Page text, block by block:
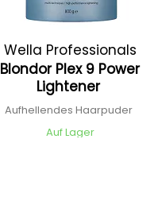
Wella Professionals
Blondor Plex 9 Power
Lightener
Aufhellendes Haarpuder
Auf Lager